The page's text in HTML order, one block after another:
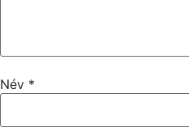
Név *